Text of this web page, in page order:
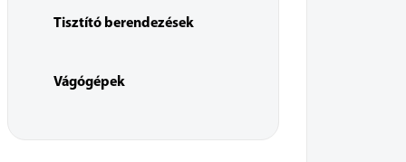
Tisztító berendezések
Vágógépek